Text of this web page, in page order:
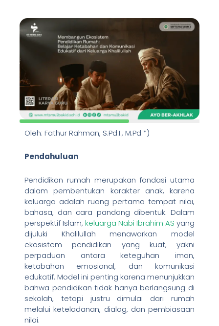
Oleh: Fathur Rahman, S.Pd.I., M.Pd *)
Pendahuluan
Pendidikan rumah merupakan fondasi utama
dalam pembentukan karakter anak, karena
keluarga adalah ruang pertama tempat nilai,
bahasa, dan cara pandang dibentuk. Dalam
perspektif Islam, keluarga Nabi Ibrahim AS yang
dijuluki Khalilullah menawarkan model
ekosistem pendidikan yang kuat, yakni
perpaduan antara keteguhan iman,
ketabahan emosional, dan komunikasi
edukatif. Model ini penting karena menunjukkan
bahwa pendidikan tidak hanya berlangsung di
sekolah, tetapi justru dimulai dari rumah
melalui keteladanan, dialog, dan pembiasaan
nilai.